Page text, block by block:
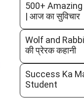
500+
| आज का सुविचार
Wolf and
की प्रेरक कहानी
Success Ka
Student